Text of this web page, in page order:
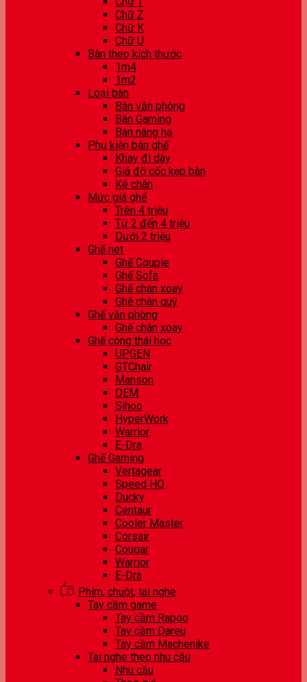
Chữ Z
Chữ K
Chữ U
Bàn theo kích thước
1m4
1m2
Loại bàn
Bàn văn phòng
Bàn Gaming
Bàn nâng hạ
Phụ kiện bàn ghế
Khay đi dây
Giá đỡ cốc kẹp bàn
Kê chân
Mức giá ghế
Trên 4 triệu
Từ 2 đến 4 triệu
Dưới 2 triệu
Ghế net
Ghế Couple
Ghế Sofa
Ghế chân xoay
Ghế chân quỳ
Ghế văn phòng
Ghế chân xoay
Ghế công thái học
UPGEN
GTChair
Manson
OEM
Sihoo
HyperWork
Warrior
E-Dra
Ghế Gaming
Vertagear
Speed HQ
Ducky
Centaur
Cooler Master
Corsair
Cougar
Warrior
E-Dra
Phím, chuột, tai nghe
Tay cầm game
Tay cầm Rapoo
Tay cầm Dareu
Tay cầm Machenike
Tai nghe theo nhu cầu
Nhu cầu